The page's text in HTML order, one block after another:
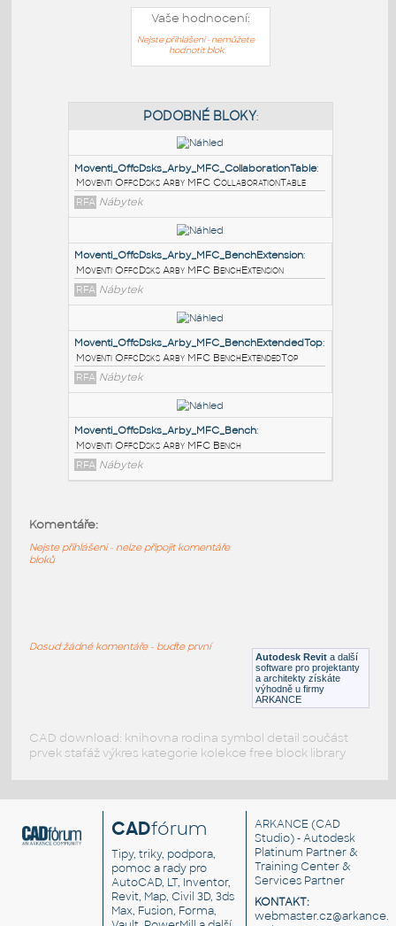
Vaše hodnocení:
Nejste přihlášeni - nemůžete
hodnotit blok
PODOBNÉ BLOKY:
Moventi_OffcDsks_Arby_MFC_CollaborationTable
Moventi OffcDsks Arby MFC CollaborationTable
RFA Nábytek
Moventi_OffcDsks_Arby_MFC_BenchExtension
Moventi OffcDsks Arby MFC BenchExtension
RFA Nábytek
Moventi_OffcDsks_Arby_MFC_BenchExtendedTop
Moventi OffcDsks Arby MFC Bench
Autodesk Revit a další
software pro projektanty
a architekty získáte
výhodně u firmy
ARKANCE
Komentáře:
Nejste přihlášeni - nelze připojit komentáře
bloků
Dosud žádné komentáře - buďte první
CAD download: knihovna rodina symbol detail součást
prvek stafáž výkres kategorie kolekce free block library
CADfórum
Tipy, triky, podpora,
pomoc a rady pro
AutoCAD, LT, Inventor,
Revit, Map, Civil 3D, 3ds
Max, Fusion, Forma,
ARKANCE (CAD
Studio) - Autodesk
Platinum Partner &
Training Center &
Services Partner
KONTAKT: